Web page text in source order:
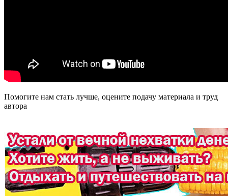
Помогите нам стать лучше, оцените подачу материала и труд
автора